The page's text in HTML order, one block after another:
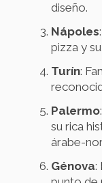
diseño.
Nápoles
pizza y
Turín:
Palermo
su rica
árabe-
Génova: